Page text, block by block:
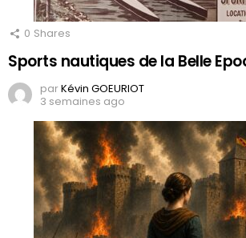
0 Shares
Sports nautiques de la Belle
parKévin GOEURIOT
3 semaines ago